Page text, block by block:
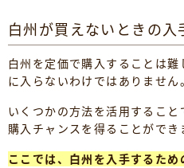
白州が買えないときの入
白州を定価で購入することは
に入らないわけではありません。
いくつかの方法を活用するこ
購入チャンスを得ることができ
ここでは、白州を入手するた